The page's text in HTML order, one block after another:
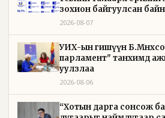
зохион байгуулсан
2026-08-07
УИХ-ын гишүүн
парламент" танхимд
уулзлаа
2026-08-06
“Хотын дарга сонсож